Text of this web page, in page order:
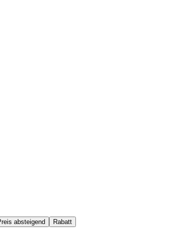
absteigend Rabatt